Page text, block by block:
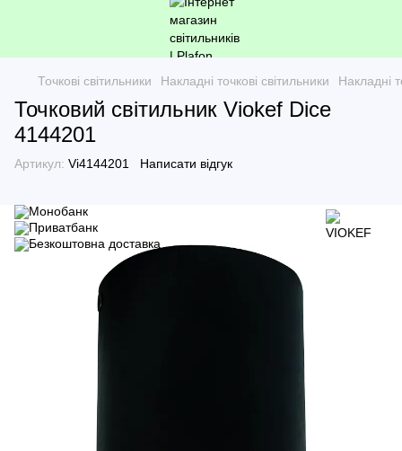
Точкові світильники Накладні точкові світильники Накладні
Точковий світильник Viokef Dice
4144201
Артикул: Vi4144201 Написати відгук